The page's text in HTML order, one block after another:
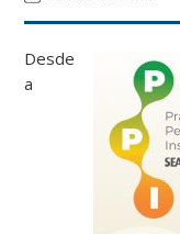
Desde
a